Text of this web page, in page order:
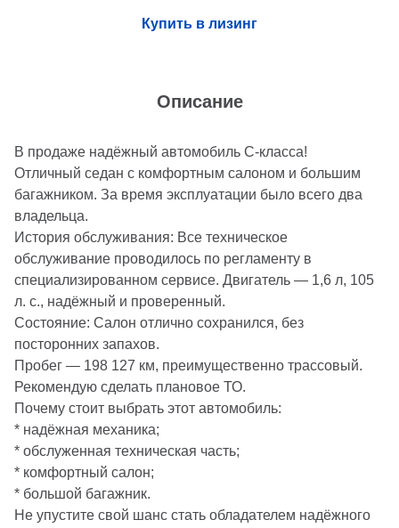
Описание
В продаже надёжный автомобиль С-класса!
Отличный седан с комфортным салоном и большим
багажником. За время эксплуатации было всего два
владельца.
История обслуживания: Все техническое
обслуживание проводилось по регламенту в
специализированном сервисе. Двигатель — 1,6 л, 105
л. с., надёжный и проверенный.
Состояние: Салон отлично сохранился, без
посторонних запахов.
Пробег — 198 127 км, преимущественно трассовый.
Рекомендую сделать плановое ТО.
Почему стоит выбрать этот автомобиль:
* надёжная механика;
* обслуженная техническая часть;
* комфортный салон;
* большой багажник.
Не упустите свой шанс стать обладателем надёжного
Купить в лизинг